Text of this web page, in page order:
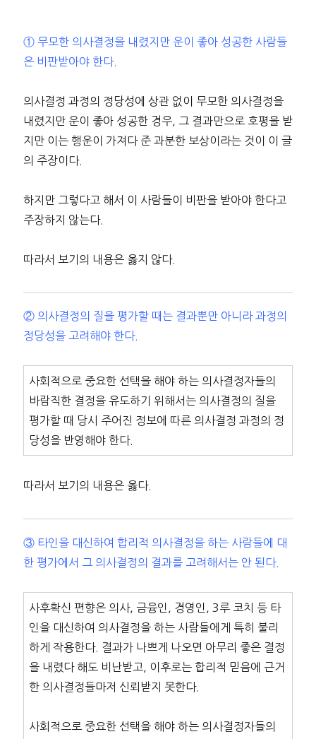
① 무모한 의사결정을 내렸지만 운이 좋아 성공한 사람들
은 비판받아야 한다.
의사결정 과정의 정당성에 상관 없이 무모한 의사결정을
내렸지만 운이 좋아 성공한 경우, 그 결과만으로 호평을 받
지만 이는 행운이 가져다 준 과분한 보상이라는 것이 이 글
의 주장이다.
하지만 그렇다고 해서 이 사람들이 비판을 받아야 한다고
주장하지 않는다.
따라서 보기의 내용은 옳지 않다.
② 의사결정의 질을 평가할 때는 결과뿐만 아니라 과정의
정당성을 고려해야 한다.
사회적으로 중요한 선택을 해야 하는 의사결정자들의
바람직한 결정을 유도하기 위해서는 의사결정의 질을
평가할 때 당시 주어진 정보에 따른 의사결정 과정의 정
당성을 반영해야 한다.
따라서 보기의 내용은 옳다.
③ 타인을 대신하여 합리적 의사결정을 하는 사람들에 대
한 평가에서 그 의사결정의 결과를 고려해서는 안 된다.
사후확신 편향은 의사, 금융인, 경영인, 3루 코치 등 타
인을 대신하여 의사결정을 하는 사람들에게 특히 불리
하게 작용한다. 결과가 나쁘게 나오면 아무리 좋은 결정
을 내렸다 해도 비난받고, 이후로는 합리적 믿음에 근거
한 의사결정들마저 신뢰받지 못한다.
사회적으로 중요한 선택을 해야 하는 의사결정자들의